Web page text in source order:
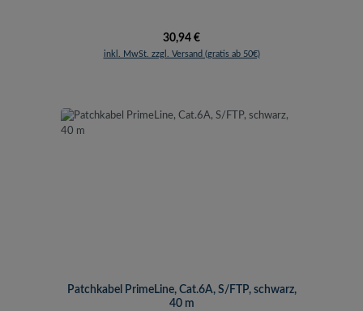
Regulärer Preis:
30,94 €
inkl. MwSt. zzgl. Versand (gratis ab 50€)
Patchkabel PrimeLine, Cat.6A, S/FTP, schwarz,
40 m